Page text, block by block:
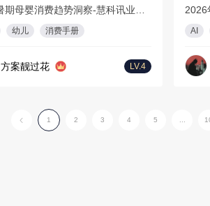
2026暑期母婴消费趋势洞察-慧科讯业Wisers
幼儿 消费手册
方案靓过花 LV.4
AI
1 2 3 4 5 ...